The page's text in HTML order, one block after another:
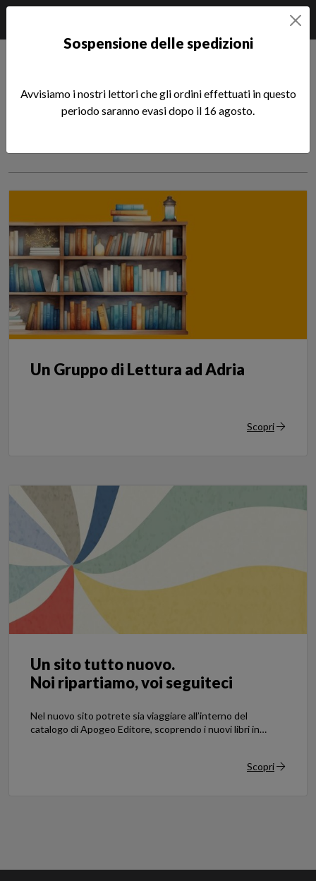
News scritte da Sandro
Tutti gli articoli di: News scritte da
Sfoglia la lista completa
Un Gruppo di Lettura ad Adria
Scopri
Un sito tutto nuovo.
Noi ripartiamo, voi seguiteci
Nel nuovo sito potrete sia viaggiare all’interno del
catalogo di Apogeo Editore, scoprendo i nuovi libri in
Scopri
Sospensione delle spedizioni
Avvisiamo i nostri lettori che gli ordini effettuati in questo
periodo saranno evasi dopo il 16 agosto.